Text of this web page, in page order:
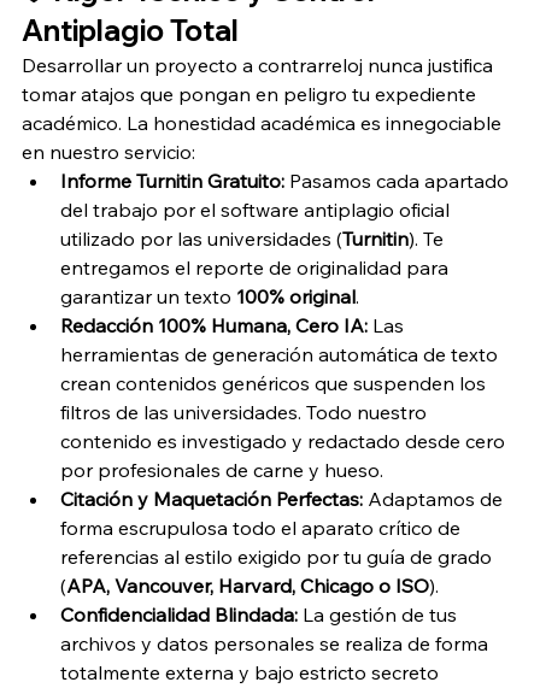
Antiplagio Total
Desarrollar un proyecto a contrarreloj nunca justifica
tomar atajos que pongan en peligro tu expediente
académico. La honestidad académica es innegociable
en nuestro servicio:
Informe Turnitin Gratuito: Pasamos cada apartado
del trabajo por el software antiplagio oficial
utilizado por las universidades (Turnitin). Te
entregamos el reporte de originalidad para
garantizar un texto 100% original.
Redacción 100% Humana, Cero IA: Las
herramientas de generación automática de texto
crean contenidos genéricos que suspenden los
filtros de las universidades. Todo nuestro
contenido es investigado y redactado desde cero
por profesionales de carne y hueso.
Citación y Maquetación Perfectas: Adaptamos de
forma escrupulosa todo el aparato crítico de
referencias al estilo exigido por tu guía de grado
(APA, Vancouver, Harvard, Chicago o ISO).
Confidencialidad Blindada: La gestión de tus
archivos y datos personales se realiza de forma
totalmente externa y bajo estricto secreto